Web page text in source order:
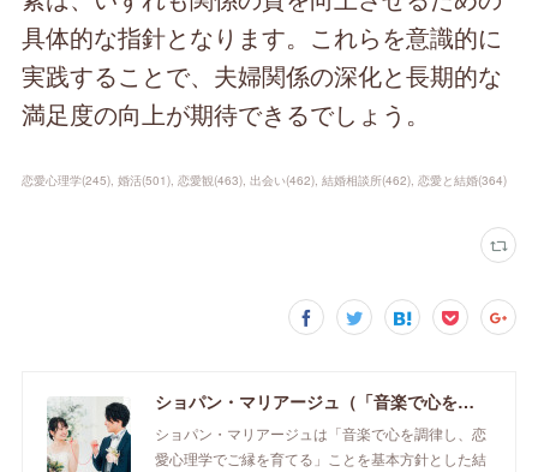
具体的な指針となります。これらを意識的に
実践することで、夫婦関係の深化と長期的な
満足度の向上が期待できるでしょう。
恋愛心理学(245) 婚活(501) 恋愛観(463) 出会い(462) 結婚相談所(462) 恋愛と結婚(364)
ショパン・マリアージュ（「音楽で心を調律し恋愛心理学でご縁を育てる」釧路市の結婚相談所）/ 全国結婚相談事業者連盟正規加盟店 / cherry-piano.com
ショパン・マリアージュは「音楽で心を調律し、恋
愛心理学でご縁を育てる」ことを基本方針とした結